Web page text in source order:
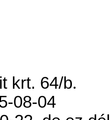
krt. 64/b.
08-04